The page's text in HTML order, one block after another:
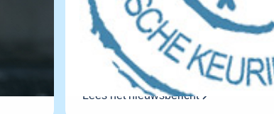
Lees het nieuwsbericht